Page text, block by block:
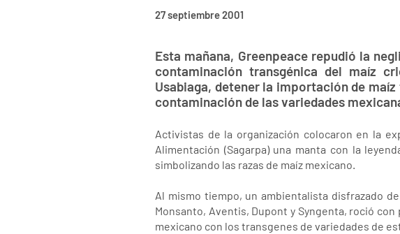
27 septiembre 2001
Esta mañana, Greenpeace repudió la
contaminación transgénica del maíz
Usabiaga, detener la importación de
contaminación de las variedades
Activistas de la organización colocaron en la
Alimentación (Sagarpa) una manta con la
simbolizando las razas de maíz mexicano.
Al mismo tiempo, un ambientalista disfrazado
Monsanto, Aventis, Dupont y Syngenta, roció
mexicano con los transgenes de variedades de